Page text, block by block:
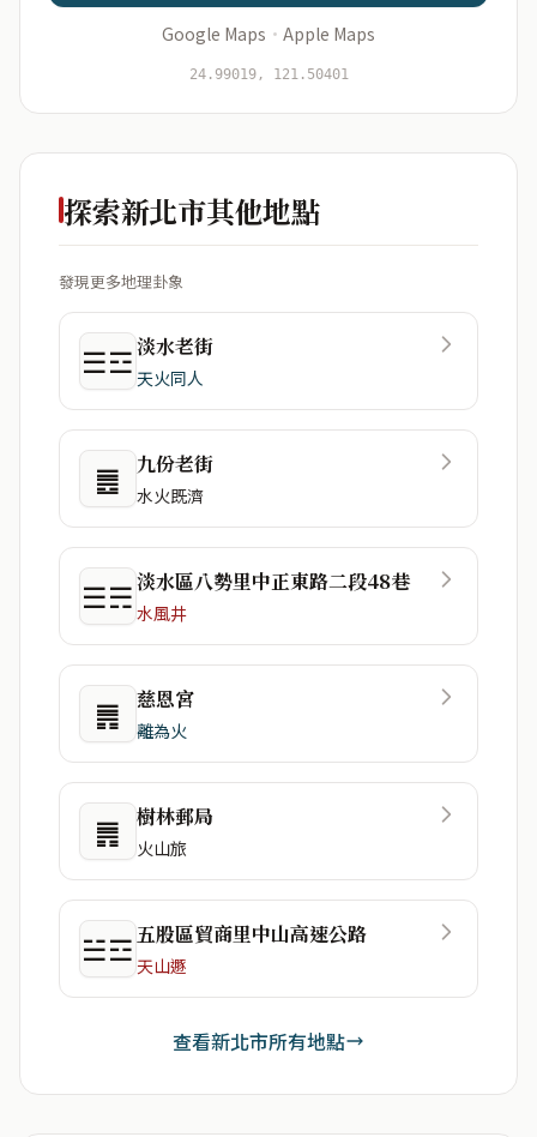
資料僅用於即時分析，不會儲存於伺服器
Google Maps · Apple Maps
24.99019, 121.50401
探索新北市其他地點
發現更多地理卦象
☰☲淡水老街
天火同人
䷌ 九份老街
水火既濟
☰☴淡水區八勢里中正東路二段48巷
水風井
䷠ 慈恩宮
離為火
䷠ 樹林郵局
火山旅
☱☲ 五股區貿商里中山高速公路
天山遯
查看新北市所有地點